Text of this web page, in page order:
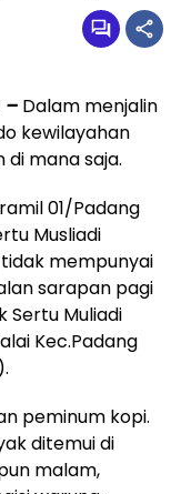
– Dalam menjalin
kewilayahan
mana saja.
01/Padang
Musliadi
mempunyai
sarapan pagi
Sertu Muliadi
Kec.Padang
peminum kopi.
ditemui di
malam,